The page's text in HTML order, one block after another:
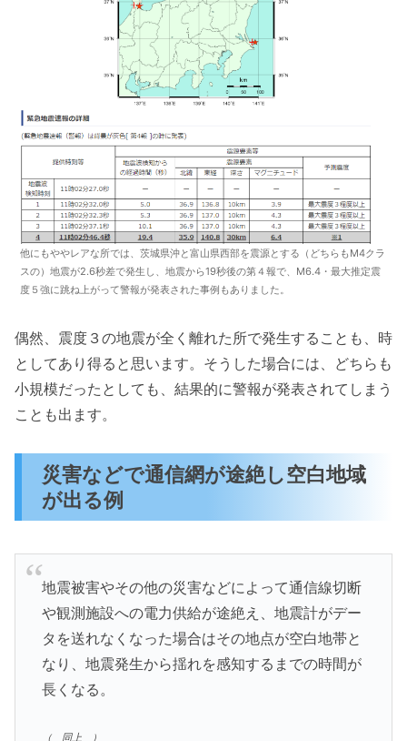
他にもややレアな所では、茨城県沖と富山県西部を震源とする（どちらもM4クラ
スの）地震が2.6秒差で発生し、地震から19秒後の第４報で、M6.4・最大推定震
度５強に跳ね上がって警報が発表された事例もありました。
偶然、震度３の地震が全く離れた所で発生することも、時
としてあり得ると思います。そうした場合には、どちらも
小規模だったとしても、結果的に警報が発表されてしまう
ことも出ます。
災害などで通信網が途絶し空白地域
が出る例
地震被害やその他の災害などによって通信線切断
や観測施設への電力供給が途絶え、地震計がデー
タを送れなくなった場合はその地点が空白地帯と
なり、地震発生から揺れを感知するまでの時間が
長くなる。
（ 同上 ）